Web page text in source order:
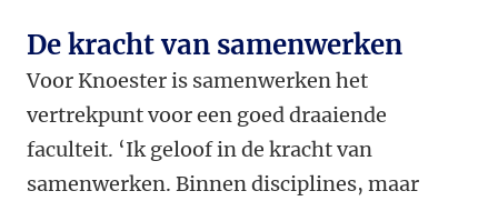
De kracht van samenwerken
Voor Knoester is samenwerken het
vertrekpunt voor een goed draaiende
faculteit. ‘Ik geloof in de kracht van
samenwerken. Binnen disciplines, maar